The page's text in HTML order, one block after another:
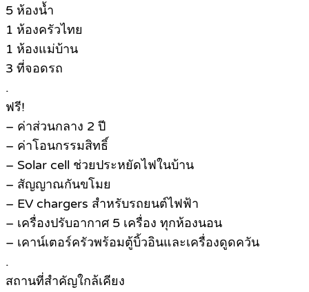
5 ห้องน้ำ
1 ห้องครัวไทย
1 ห้องแม่บ้าน
3 ที่จอดรถ
.
ฟรี!
– ค่าส่วนกลาง 2 ปี
– ค่าโอนกรรมสิทธิ์
– Solar cell ช่วยประหยัดไฟในบ้าน
– สัญญาณกันขโมย
– EV chargers สำหรับรถยนต์ไฟฟ้า
– เครื่องปรับอากาศ 5 เครื่อง ทุกห้องนอน
– เคาน์เตอร์ครัวพร้อมตู้บิ้วอินและเครื่องดูดควัน
.
สถานที่สำคัญใกล้เคียง